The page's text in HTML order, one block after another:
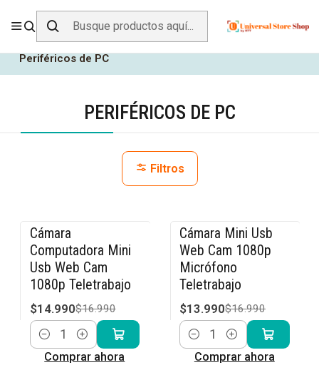
ENVÍO GRATIS SOBRE$19.990EN ZONA CENTRO
Periféricos de PC
PERIFÉRICOS DE PC
Filtros
-12% OFF
Cámara
Computadora Mini
Usb Web Cam
1080p Teletrabajo
$14.990$16.990
Cantidad
Comprar ahora
-18% OFF
Cámara Mini Usb
Web Cam 1080p
Micrófono
Teletrabajo
$13.990$16.990
Cantidad
Comprar ahora